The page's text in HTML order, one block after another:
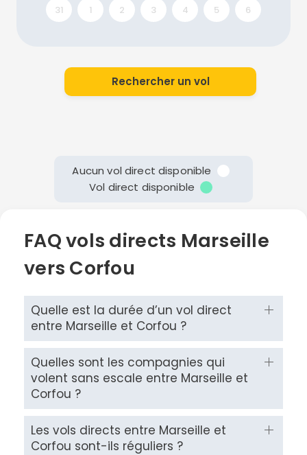
31 1 2 3 4 5 6
Rechercher un vol
Aucun vol direct disponible
Vol direct disponible
FAQ vols directs Marseille
vers Corfou
Quelle est la durée d’un vol direct
entre Marseille et Corfou ?
Quelles sont les compagnies qui
volent sans escale entre Marseille et
Corfou ?
Les vols directs entre Marseille et
Corfou sont-ils réguliers ?